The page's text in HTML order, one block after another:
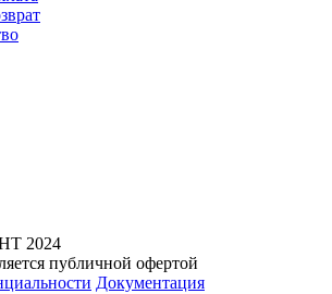
2024
публичной офертой
Документация